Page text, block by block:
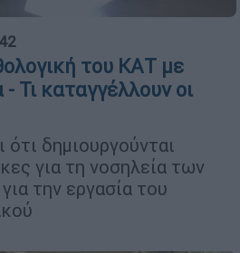
του ΚΑΤ με
Τι καταγγέλλουν οι
δημιουργούνται
για τη νοσηλεία των
την εργασία του